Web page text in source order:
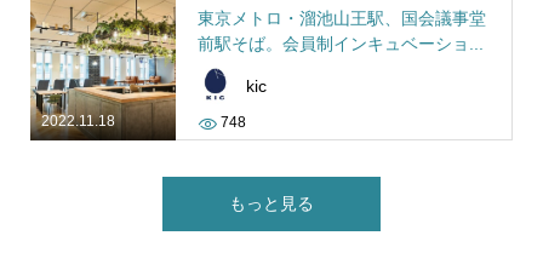
2022.11.18
東京メトロ・溜池山王駅、国会議事堂
前駅そば。会員制インキュベーショ...
kic
748
もっと見る